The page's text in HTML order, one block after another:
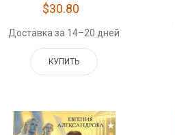
$30.80
Доставка за 14–20 дней
КУПИТЬ